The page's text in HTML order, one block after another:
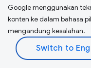
Google menggunakan
konten ke dalam bahasa
mengandung kesalahan.